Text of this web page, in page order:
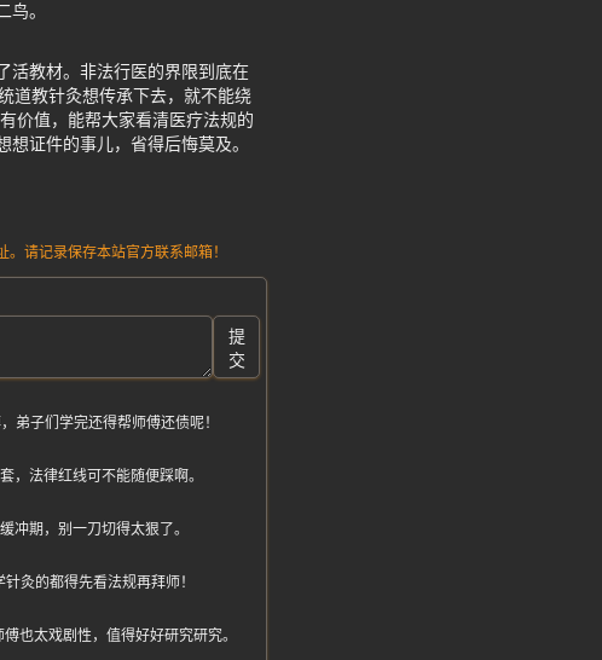
。
活教材。非法行医的界限到底在
道教针灸想传承下去，就不能绕
价值，能帮大家看清医疗法规的
证件的事儿，省得后悔莫及。
请记录保存本站官方联系邮箱！
提
交
弟子们学完还得帮师傅还债呢！
，法律红线可不能随便踩啊。
冲期，别一刀切得太狠了。
灸的都得先看法规再拜师！
也太戏剧性，值得好好研究研究。